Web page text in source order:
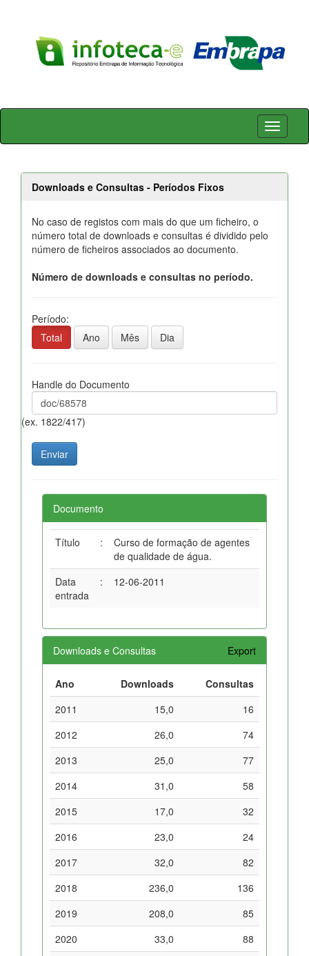
Skip
Downloads e Consultas - Períodos Fixos
No caso de registos com mais do que um ficheiro, o
número total de downloads e consultas é dividido pelo
número de ficheiros associados ao documento.
Número de downloads e consultas no período.
Período:
Total
Ano Mês Dia
Handle do Documento
(ex. 1822/417)
Documento
Título :
Curso de formação de agentes
de qualidade de água.
Data
entrada
: 12-06-2011
Downloads e Consultas Export
Ano Downloads
Consultas
2011
15,0
16
2012
26,0
74
2013
25,0
77
2014
31,0
58
2015
17,0
32
2016
23,0
24
2017
32,0
82
2018
236,0
136
2019
208,0
85
2020
33,0
88